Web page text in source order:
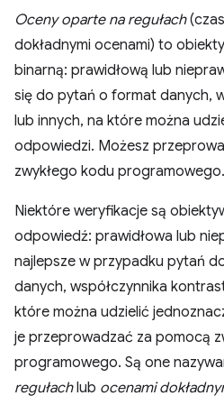
Oceny oparte na regułach
dokładnymi ocenami) to
binarną: prawidłową lub
się do pytań o format danych,
lub innych, na które można
odpowiedzi. Możesz
zwykłego kodu programowego.
Niektóre weryfikacje są
odpowiedź: prawidłowa lub
najlepsze w przypadku pytań
danych, współczynnika
które można udzielić
je przeprowadzać za pomocą
programowego. Są one
regułachlub ocenami